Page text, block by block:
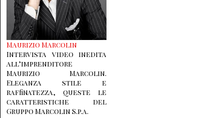
Maurizio Marcolin
Intervista video inedita
all’imprenditore
Maurizio Marcolin.
Eleganza stile e
raffinatezza, queste le
caratteristiche del
Gruppo Marcolin S.p.a.